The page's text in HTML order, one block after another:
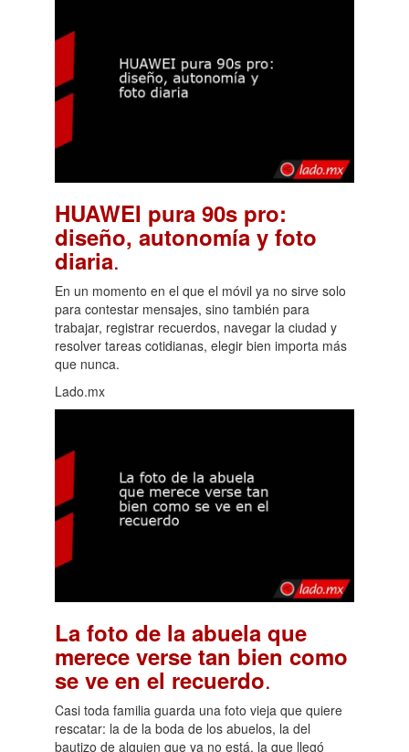
HUAWEI pura 90s pro:
diseño, autonomía y foto
diaria.
En un momento en el que el móvil ya no sirve solo
para contestar mensajes, sino también para
trabajar, registrar recuerdos, navegar la ciudad y
resolver tareas cotidianas, elegir bien importa más
que nunca.
Lado.mx
La foto de la abuela que
merece verse tan bien como
se ve en el recuerdo.
Casi toda familia guarda una foto vieja que quiere
rescatar: la de la boda de los abuelos, la del
bautizo de alguien que ya no está, la que llegó